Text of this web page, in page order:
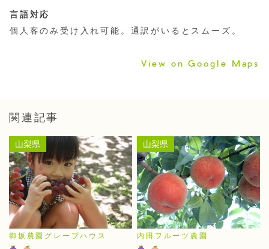
言語対応
個人客のみ受け入れ可能。通訳がいるとスムーズ。
View on Google Maps
関連記事
山梨県
御坂農園グレープハウス
山梨県
内田フルーツ農園